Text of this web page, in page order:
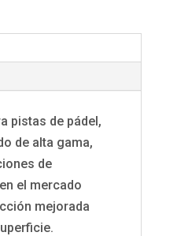
pistas de pádel,
de alta gama,
de
el mercado
mejorada